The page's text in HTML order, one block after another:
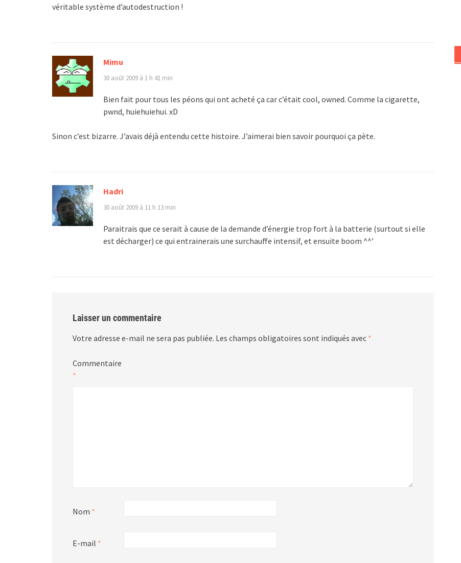
véritable système d’autodestruction !
Mimu
30 août 2009 à 1 h 41 min
Bien fait pour tous les péons qui ont acheté ça car c’était cool, owned. Comme la cigarette,
pwnd, huiehuiehui. xD
Sinon c’est bizarre. J’avais déjà entendu cette histoire. J’aimerai bien savoir pourquoi ça pète.
Hadri
30 août 2009 à 11 h 13 min
Paraitrais que ce serait à cause de la demande d’énergie trop fort à la batterie (surtout si elle
est décharger) ce qui entrainerais une surchauffe intensif, et ensuite boom ^^’
Laisser un commentaire
Votre adresse e-mail ne sera pas publiée. Les champs obligatoires sont indiqués avec *
Commentaire
*
Nom *
E-mail *